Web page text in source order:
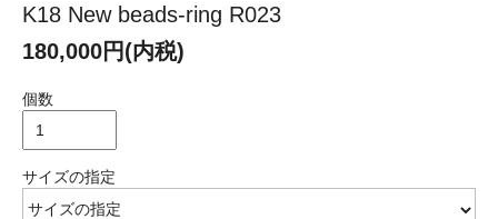
K18 New beads-ring R023
180,000円(内税)
個数
サイズの指定